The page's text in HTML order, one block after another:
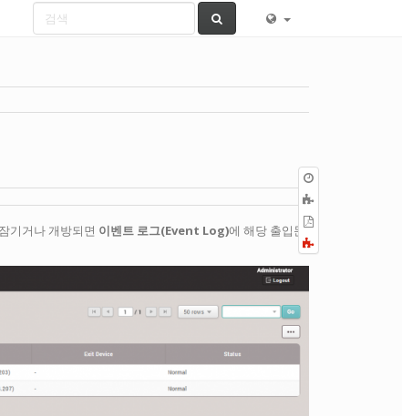
내
all
기거나 개방되면 이벤트 로그(Event Log)에 해당 출입문